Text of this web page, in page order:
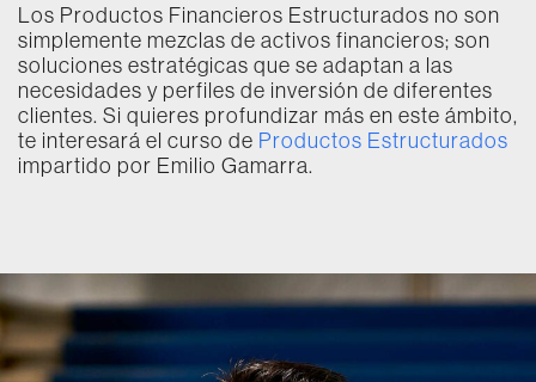
Los Productos Financieros Estructurados no son
simplemente mezclas de activos financieros; son
soluciones estratégicas que se adaptan a las
necesidades y perfiles de inversión de diferentes
clientes. Si quieres profundizar más en este ámbito,
te interesará el curso de Productos Estructurados
impartido por Emilio Gamarra.